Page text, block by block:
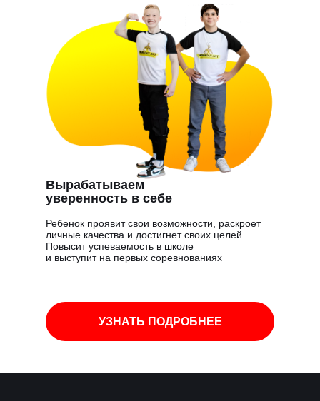
Вырабатываем
уверенность в себе
Ребенок проявит свои возможности, раскроет
личные качества и достигнет своих целей.
Повысит успеваемость в школе
и выступит на первых соревнованиях
УЗНАТЬ ПОДРОБНЕЕ